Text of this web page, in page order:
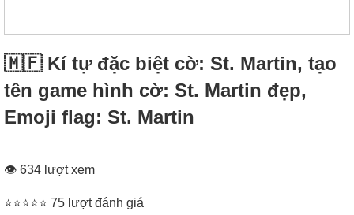
🇲🇫 Kí tự đặc biệt cờ: St. Martin, tạo
tên game hình cờ: St. Martin đẹp,
Emoji flag: St. Martin
👁 634 lượt xem
⭐⭐⭐⭐⭐ 75 lượt đánh giá